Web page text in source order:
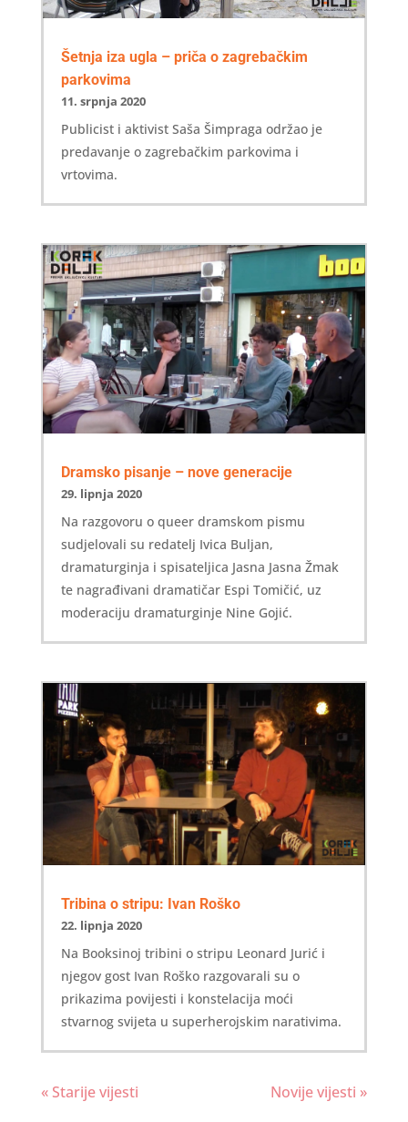
Šetnja iza ugla – priča o zagrebačkim
parkovima
11. srpnja 2020
Publicist i aktivist Saša Šimpraga održao je
predavanje o zagrebačkim parkovima i
vrtovima.
Dramsko pisanje – nove generacije
29. lipnja 2020
Na razgovoru o queer dramskom pismu
sudjelovali su redatelj Ivica Buljan,
dramaturginja i spisateljica Jasna Jasna Žmak
te nagrađivani dramatičar Espi Tomičić, uz
moderaciju dramaturginje Nine Gojić.
Tribina o stripu: Ivan Roško
22. lipnja 2020
Na Booksinoj tribini o stripu Leonard Jurić i
njegov gost Ivan Roško razgovarali su o
prikazima povijesti i konstelacija moći
stvarnog svijeta u superherojskim narativima.
« Starije vijesti Novije vijesti »